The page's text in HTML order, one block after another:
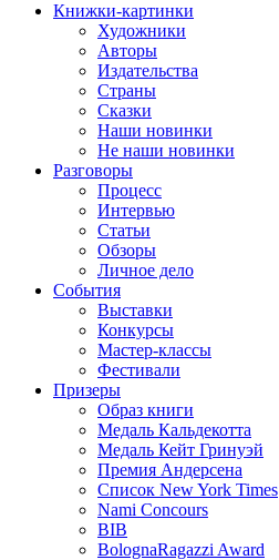
Книжки-картинки
Художники
Авторы
Издательства
Страны
Сказки
Наши новинки
Не наши новинки
Разговоры
Процесс
Интервью
Статьи
Обзоры
Личное дело
События
Выставки
Конкурсы
Мастер-классы
Фестивали
Призеры
Образ книги
Медаль Кальдекотта
Медаль Кейт Гринуэй
Премия Андерсена
Список New York Times
Nami Concours
BIB
BolognaRagazzi Award